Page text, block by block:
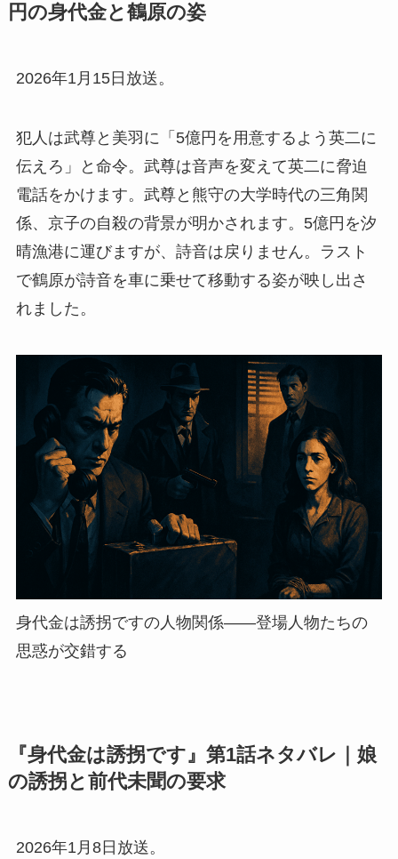
円の身代金と鶴原の姿
2026年1月15日放送。
犯人は武尊と美羽に「5億円を用意するよう英二に
伝えろ」と命令。武尊は音声を変えて英二に脅迫
電話をかけます。武尊と熊守の大学時代の三角関
係、京子の自殺の背景が明かされます。5億円を汐
晴漁港に運びますが、詩音は戻りません。ラスト
で鶴原が詩音を車に乗せて移動する姿が映し出さ
れました。
身代金は誘拐ですの人物関係——登場人物たちの
思惑が交錯する
『身代金は誘拐です』第1話ネタバレ｜娘
の誘拐と前代未聞の要求
2026年1月8日放送。